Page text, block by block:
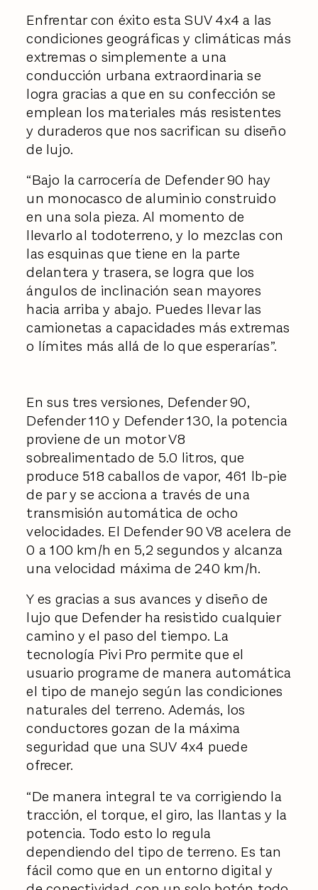
Enfrentar con éxito esta SUV 4x4 a las
condiciones geográficas y climáticas más
extremas o simplemente a una
conducción urbana extraordinaria se
logra gracias a que en su confección se
emplean los materiales más resistentes
y duraderos que nos sacrifican su diseño
de lujo.
“Bajo la carrocería de Defender 90 hay
un monocasco de aluminio construido
en una sola pieza. Al momento de
llevarlo al todoterreno, y lo mezclas con
las esquinas que tiene en la parte
delantera y trasera, se logra que los
ángulos de inclinación sean mayores
hacia arriba y abajo. Puedes llevar las
camionetas a capacidades más extremas
o límites más allá de lo que esperarías”.
En sus tres versiones, Defender 90,
Defender 110 y Defender 130, la potencia
proviene de un motor V8
sobrealimentado de 5.0 litros, que
produce 518 caballos de vapor, 461 lb-pie
de par y se acciona a través de una
transmisión automática de ocho
velocidades. El Defender 90 V8 acelera de
0 a 100 km/h en 5,2 segundos y alcanza
una velocidad máxima de 240 km/h.
Y es gracias a sus avances y diseño de
lujo que Defender ha resistido cualquier
camino y el paso del tiempo. La
tecnología Pivi Pro permite que el
usuario programe de manera automática
el tipo de manejo según las condiciones
naturales del terreno. Además, los
conductores gozan de la máxima
seguridad que una SUV 4x4 puede
ofrecer.
“De manera integral te va corrigiendo la
tracción, el torque, el giro, las llantas y la
potencia. Todo esto lo regula
dependiendo del tipo de terreno. Es tan
fácil como que en un entorno digital y